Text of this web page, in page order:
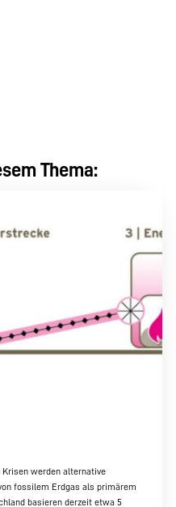
Thema:
werden alternative
fossilem Erdgas als primärem
basieren derzeit etwa 5